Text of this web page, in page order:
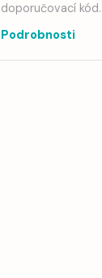
doporučovací kód.
Podrobnosti